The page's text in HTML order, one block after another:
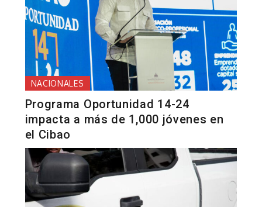
NACIONALES
Programa Oportunidad 14-24
impacta a más de 1,000 jóvenes en
el Cibao